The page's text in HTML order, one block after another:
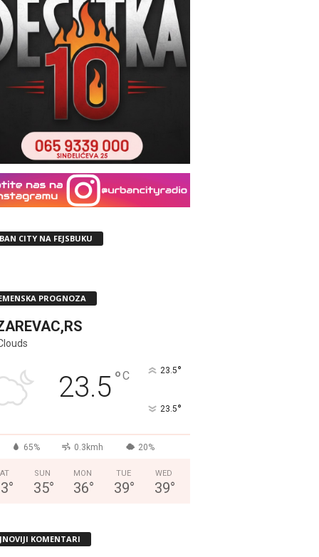
CITY NA FEJSBUKU
PROGNOZA
23.5°C 23.5°
23.5°
65% 0.3kmh 20%
°
SUN
35°
MON
36°
TUE
39°
WED
39°
KOMENTARI